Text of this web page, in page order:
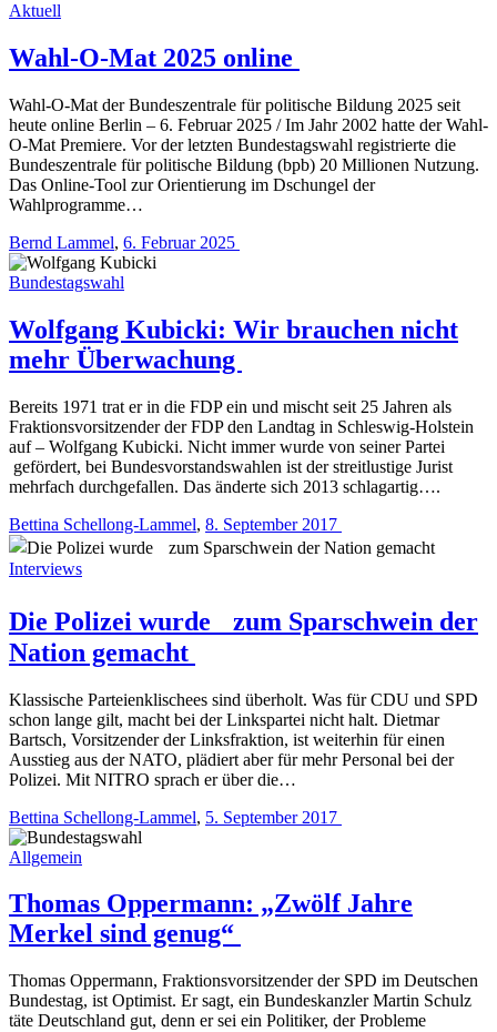
Aktuell
Wahl-O-Mat 2025 online
Wahl-O-Mat der Bundeszentrale für politische Bildung 2025 seit
heute online Berlin – 6. Februar 2025 / Im Jahr 2002 hatte der Wahl-
O-Mat Premiere. Vor der letzten Bundestagswahl registrierte die
Bundeszentrale für politische Bildung (bpb) 20 Millionen Nutzung.
Das Online-Tool zur Orientierung im Dschungel der
Wahlprogramme…
Bernd Lammel, 6. Februar 2025
Bundestagswahl
Wolfgang Kubicki: Wir brauchen nicht
mehr Überwachung
Bereits 1971 trat er in die FDP ein und mischt seit 25 Jahren als
Fraktionsvorsitzender der FDP den Landtag in Schleswig-Holstein
auf – Wolfgang Kubicki. Nicht immer wurde von seiner Partei
gefördert, bei Bundesvorstandswahlen ist der streitlustige Jurist
mehrfach durchgefallen. Das änderte sich 2013 schlagartig….
Bettina Schellong-Lammel, 8. September 2017
Interviews
Die Polizei wurde zum Sparschwein der
Nation gemacht
Klassische Parteienklischees sind überholt. Was für CDU und SPD
schon lange gilt, macht bei der Linkspartei nicht halt. Dietmar
Bartsch, Vorsitzender der Linksfraktion, ist weiterhin für einen
Ausstieg aus der NATO, plädiert aber für mehr Personal bei der
Polizei. Mit NITRO sprach er über die…
Bettina Schellong-Lammel, 5. September 2017
Allgemein
Thomas Oppermann: „Zwölf Jahre
Merkel sind genug“
Thomas Oppermann, Fraktionsvorsitzender der SPD im Deutschen
Bundestag, ist Optimist. Er sagt, ein Bundeskanzler Martin Schulz
täte Deutschland gut, denn er sei ein Politiker, der Probleme